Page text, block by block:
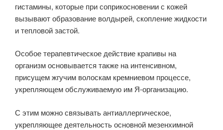
гистамины, которые при соприкосновении с кожей
вызывают образование волдырей, скопление жидкости
и тепловой застой.
Особое терапевтическое действие крапивы на
организм основывается также на интенсивном,
присущем жгучим волоскам кремниевом процессе,
укрепляющем обслуживаемую им Я-организацию.
С этим можно связывать антиаллергическое,
укрепляющее деятельность основной мезенхимной